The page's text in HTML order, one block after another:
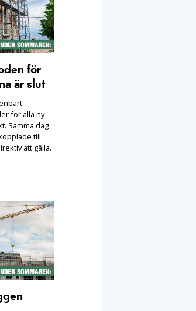
för
är slut
för alla ny-
Samma dag
till
att gälla.